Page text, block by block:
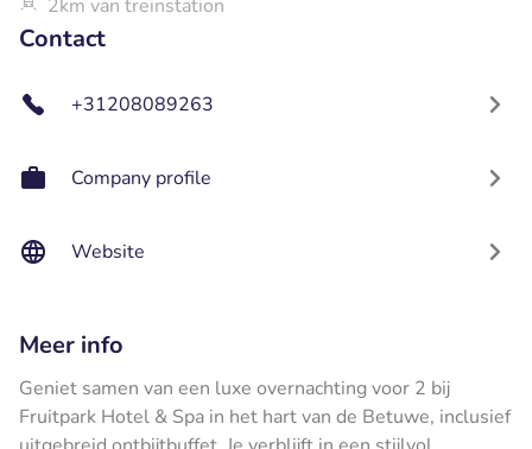
2km van treinstation
Contact
+31208089263
Company profile
Website
Meer info
Geniet samen van een luxe overnachting voor 2 bij
Fruitpark Hotel & Spa in het hart van de Betuwe, inclusief